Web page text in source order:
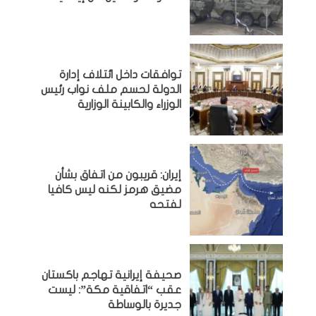
توافقات داخل ائتلاف إدارة
الدولة لحسم ملف نواب رئيس
الوزراء والكابينة الوزارية
إيران: قريبون من اتفاق بشأن
مضيق هرمز لكنه ليس كافيا
لفتحه
صحيفة إيرانية تهاجم باكستان
عقب “اتفاقية مكة”: ليست
جديرة بالوساطة